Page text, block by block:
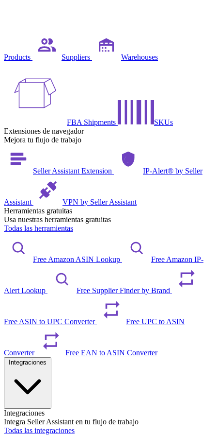
Products Suppliers Warehouses
FBA Shipments
SKUs
Extensiones de navegador
Mejora tu flujo de trabajo
Seller Assistant Extension IP-Alert® by Seller
Assistant
VPN by Seller Assistant
Herramientas gratuitas
Usa nuestras herramientas gratuitas
Todas las herramientas
Free Amazon ASIN Lookup Free Amazon IP-
Alert Lookup Free Supplier Finder by Brand
Free ASIN to UPC Converter Free UPC to ASIN
Converter Free EAN to ASIN Converter
Integraciones
Integra Seller Assistant en tu flujo de trabajo
Todas las integraciones